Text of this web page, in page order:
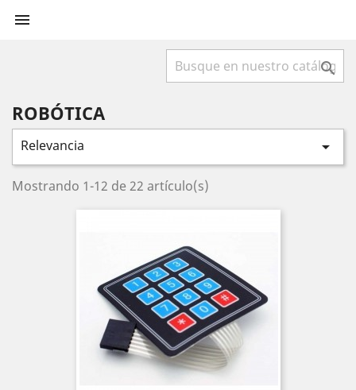


ROBÓTICA
Relevancia 
Mostrando 1-12 de 22 artículo(s)